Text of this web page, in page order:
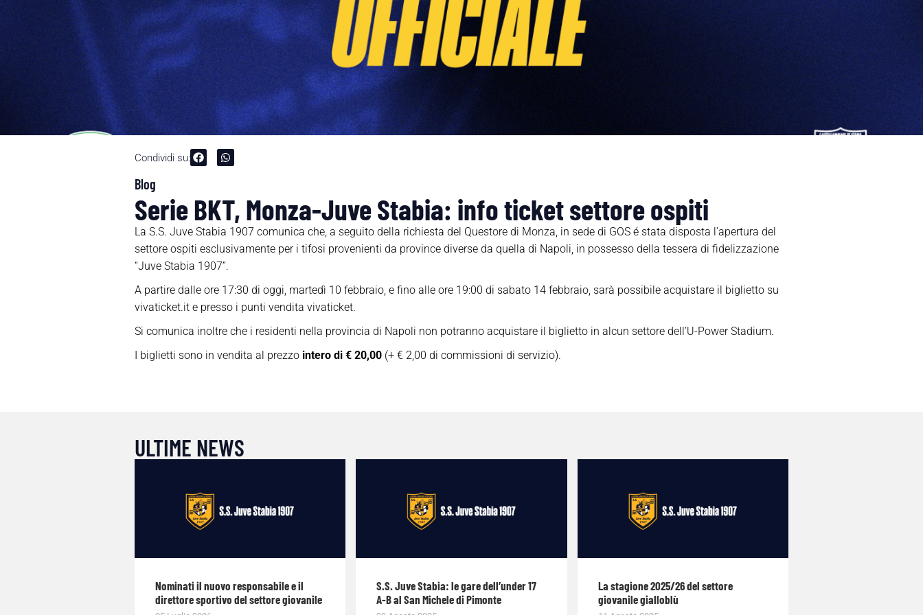
Condividi su:
Blog
Serie BKT, Monza-Juve Stabia: info ticket settore ospiti
La S.S. Juve Stabia 1907 comunica che, a seguito della richiesta del Questore di Monza, in sede di GOS é stata disposta l’apertura del
settore ospiti esclusivamente per i tifosi provenienti da province diverse da quella di Napoli, in possesso della tessera di fidelizzazione
“Juve Stabia 1907”.
A partire dalle ore 17:30 di oggi, martedì 10 febbraio, e fino alle ore 19:00 di sabato 14 febbraio, sarà possibile acquistare il biglietto su
vivaticket.it e presso i punti vendita vivaticket.
Si comunica inoltre che i residenti nella provincia di Napoli non potranno acquistare il biglietto in alcun settore dell’U-Power Stadium.
I biglietti sono in vendita al prezzo intero di € 20,00 (+ € 2,00 di commissioni di servizio).
ULTIME NEWS
Nominati il nuovo responsabile e il
direttore sportivo del settore giovanile
S.S. Juve Stabia: le gare dell’under 17
A-B al San Michele di Pimonte
La stagione 2025/26 del settore
giovanile gialloblù